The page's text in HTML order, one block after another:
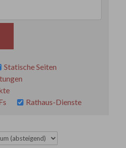
Statische Seiten
Rathaus-Dienste